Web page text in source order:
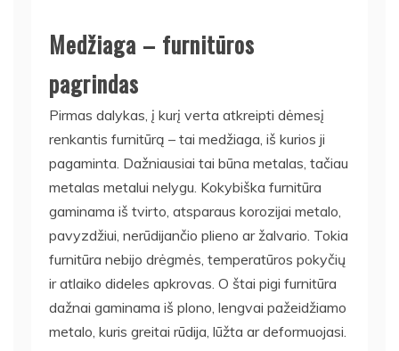
Medžiaga – furnitūros
pagrindas
Pirmas dalykas, į kurį verta atkreipti dėmesį
renkantis furnitūrą – tai medžiaga, iš kurios ji
pagaminta. Dažniausiai tai būna metalas, tačiau
metalas metalui nelygu. Kokybiška furnitūra
gaminama iš tvirto, atsparaus korozijai metalo,
pavyzdžiui, nerūdijančio plieno ar žalvario. Tokia
furnitūra nebijo drėgmės, temperatūros pokyčių
ir atlaiko dideles apkrovas. O štai pigi furnitūra
dažnai gaminama iš plono, lengvai pažeidžiamo
metalo, kuris greitai rūdija, lūžta ar deformuojasi.